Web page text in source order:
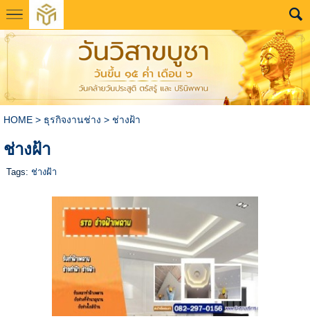
HOME> ธุรกิจงานช่าง > ช่างฝ้า
ช่างฝ้า
Tags: ช่างฝ้า